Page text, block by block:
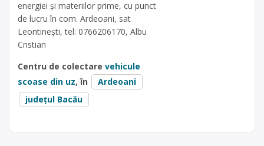
energiei și materiilor prime, cu punct
de lucru în com. Ardeoani, sat
Leontinești, tel: 0766206170, Albu
Cristian
Centru de colectare vehicule
scoase din uz, în
Ardeoani
județul Bacău